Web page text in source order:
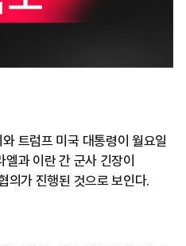
트럼프 미국 대통령이 월요일
과 이란 간 군사 긴장이
의가 진행된 것으로 보인다.